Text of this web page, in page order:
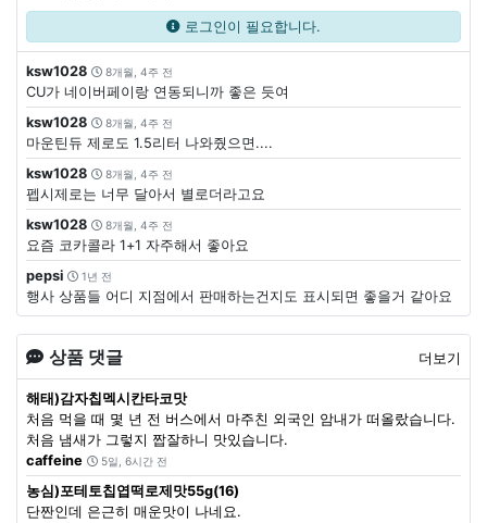
로그인이 필요합니다.
ksw1028 8개월, 4주 전
CU가 네이버페이랑 연동되니까 좋은 듯여
ksw1028
8개월, 4주 전
마운틴듀 제로도 1.5리터 나와줬으면....
ksw1028
8개월, 4주 전
펩시제로는 너무 달아서 별로더라고요
ksw1028
8개월, 4주 전
요즘 코카콜라 1+1 자주해서 좋아요
pepsi
1년 전
행사 상품들 어디 지점에서 판매하는건지도 표시되면 좋을거 같아요
상품 댓글 더보기
해태)감자칩멕시칸타코맛
처음 먹을 때 몇 년 전 버스에서 마주친 외국인 암내가 떠올랐습니다.
처음 냄새가 그렇지 짭잘하니 맛있습니다.
caffeine
5일, 6시간 전
농심)포테토칩엽떡로제맛55g(16)
단짠인데 은근히 매운맛이 나네요.